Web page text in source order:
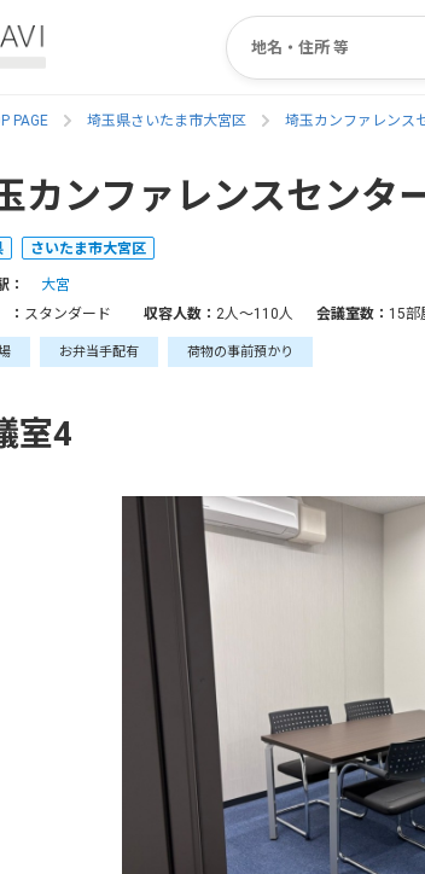
PAGE 埼玉県さいたま市大宮区 埼玉カンファレンス
カンファレンスセン
さいたま市大宮区
：
大宮
： スタンダード 収容人数： 2人〜110人 会議室数： 15部
お弁当手配有 荷物の事前預かり
室4